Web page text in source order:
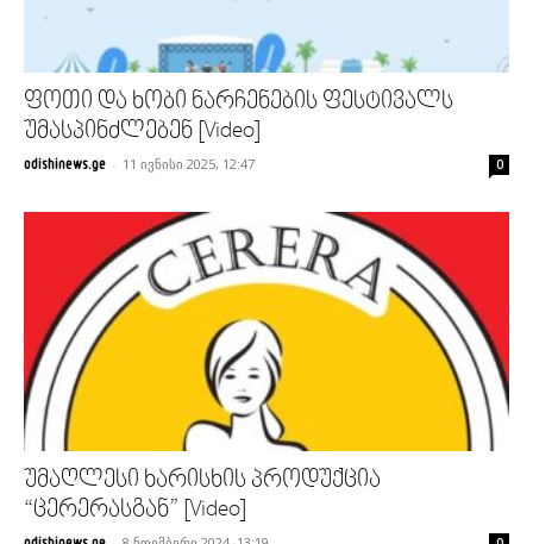
ფოთი და ხობი ნარჩენების ფესტივალს
უმასპინძლებენ [Video]
odishinews.ge - 11 ივნისი 2025, 12:47 0
უმაღლესი ხარისხის პროდუქცია
“ცერერასგან” [Video]